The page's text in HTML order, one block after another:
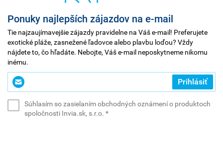
Ponuky najlepších zájazdov na e-mail
Tie najzaujímavejšie zájazdy pravidelne na Váš e-mail! Preferujete
exotické pláže, zasnežené ľadovce alebo plavbu loďou? Vždy
nájdete to, čo hľadáte. Nebojte, Váš e-mail neposkytneme nikomu
inému.
Zadajte
svoj
Prihlásiť
Súhlasím so zasielaním obchodných oznámení o produktoch
spoločnosti Invia.sk, s.r.o. *(povinné)